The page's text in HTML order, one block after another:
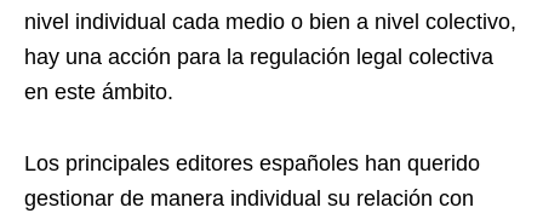
nivel individual cada medio o bien a nivel colectivo,
hay una acción para la regulación legal colectiva
en este ámbito.
Los principales editores españoles han querido
gestionar de manera individual su relación con